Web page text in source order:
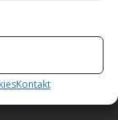
Kontakt